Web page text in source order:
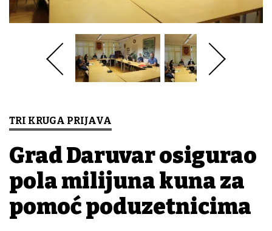
TRI KRUGA PRIJAVA
Grad Daruvar osigurao
pola milijuna kuna za
pomoć poduzetnicima